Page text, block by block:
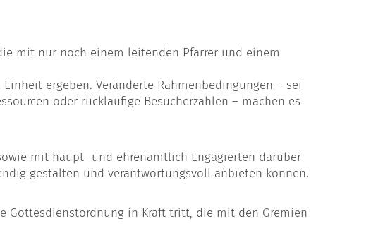
mit nur noch einem leitenden Pfarrer und einem
ergeben. Veränderte Rahmenbedingungen – sei
oder rückläufige Besucherzahlen – machen es
mit haupt- und ehrenamtlich Engagierten darüber
gestalten und verantwortungsvoll anbieten können.
Gottesdienstordnung in Kraft tritt, die mit den Gremien